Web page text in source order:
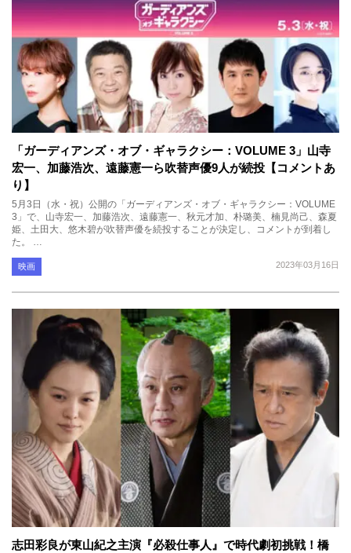
「ガーディアンズ・オブ・ギャラクシー：VOLUME 3」山寺
宏一、加藤浩次、遠藤憲一ら吹替声優9人が続投【コメントあ
り】
5月3日（水・祝）公開の「ガーディアンズ・オブ・ギャラクシー：VOLUME
3」で、山寺宏一、加藤浩次、遠藤憲一、秋元才加、朴璐美、楠見尚己、森夏
姫、土田大、悠木碧が吹替声優を続投することが決定し、コメントが到着し
た。 …
2023年03月16日
映画
志田彩良が東山紀之主演『必殺仕事人』で時代劇初挑戦！橋